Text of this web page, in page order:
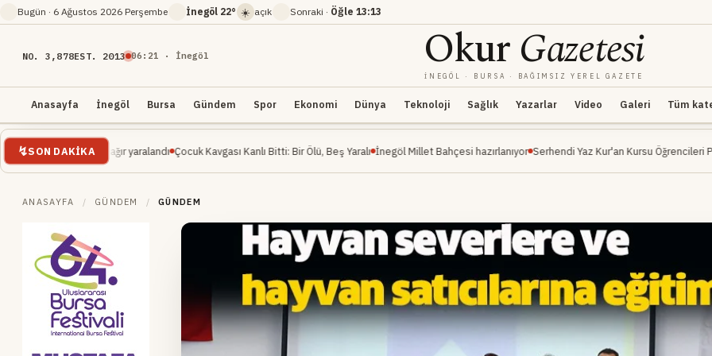
Bugün · 6 Ağustos 2026 Perşembe İnegöl 22° ☀️ açık Sonraki · Öğle 13:13
NO. 3,878EST. 2013 06 : 21 · İnegöl OkurGazetesi
İNEGÖL · BURSA · BAĞIMSIZ YEREL GAZETE
Anasayfa İnegöl Bursa Gündem Spor Ekonomi Dünya Teknoloji Sağlık Yazarlar Video Galeri Tüm
SON DAKIKA
ağır yaralandı Çocuk Kavgası Kanlı Bitti: Bir Ölü, Beş Yaralı İnegöl Millet Bahçesi hazırlanıyor Serhendi Yaz Kur'an Kursu Öğrencileri Piknikte
ANASAYFA / GÜNDEM / GÜNDEM